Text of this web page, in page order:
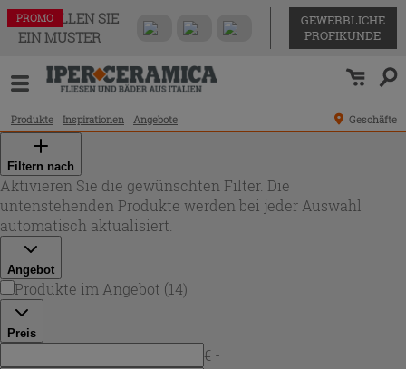
BESTELLEN SIE
EIN MUSTER
GEWERBLICHE
PROFIKUNDE
Produkte Inspirationen Angebote Geschäfte
Filtern nach
Aktivieren Sie die gewünschten Filter. Die
untenstehenden Produkte werden bei jeder Auswahl
automatisch aktualisiert.
Angebot
Produkte im Angebot (14)
Preis
€ -
PROMO
PROMO
PROMO
PROMO
PROMO
PROMO
PROMO
PROMO
PROMO
PROMO
PROMO
PROMO
PROMO
PROMO